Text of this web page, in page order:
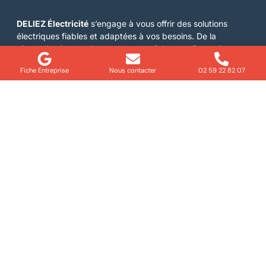
Fiche Entreprise Nous contacter 02 59 22 82 07
DELIEZ Électricité s’engage à vous offrir des solutions
électriques fiables et adaptées à vos besoins. De la
rénovation à la remise aux normes, faites confiance à notre
expertise pour garantir votre sécurité et votre confort.